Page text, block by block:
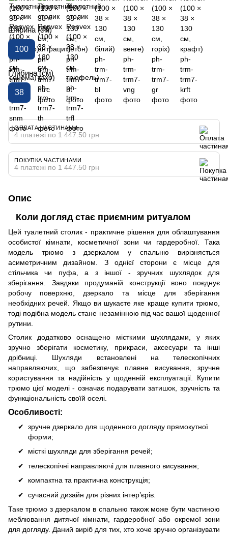
Ширина (см)
100
Глибина (см)
38
ОПЛАТА ЧАСТИНАМИ
4 платежі по 1 447.50 грн
ПОКУПКА ЧАСТИНАМИ
4 платежі по 1 447.50 грн
Опис
Коли догляд стає приємним ритуалом
Цей туалетний столик - практичне рішення для облаштування
особистої кімнати, косметичної зони чи гардеробної. Така
модель трюмо з дзеркалом у спальню вирізняється
асиметричним дизайном. З однієї сторони є місце для
стільчика чи пуфа, а з іншої - зручних шухлядок для
зберігання. Завдяки продуманій конструкції воно поєднує
робочу поверхню, дзеркало та місце для зберігання
необхідних речей. Якщо ви шукаєте яке краще купити трюмо,
тоді подібна модель стане незамінною під час вашої щоденної
рутини.
Столик додатково оснащено місткими шухлядами, у яких
зручно зберігати косметику, прикраси, аксесуари та інші
дрібниці. Шухляди встановлені на телескопічних
направляючих, що забезпечує плавне висування, зручне
користування та надійність у щоденній експлуатації. Купити
трюмо цієї моделі - означає подарувати затишок, зручність та
функціональність своїй оселі.
Особливості:
зручне дзеркало для щоденного догляду прямокутної
форми;
місткі шухляди для зберігання речей;
телескопічні направляючі для плавного висування;
компактна та практична конструкція;
сучасний дизайн для різних інтер’єрів.
Таке трюмо з дзеркалом в спальню також може бути частиною
меблювання дитячої кімнати, гардеробної або окремої зони
для догляду. Даний виріб для тих, хто хоче зручно організувати